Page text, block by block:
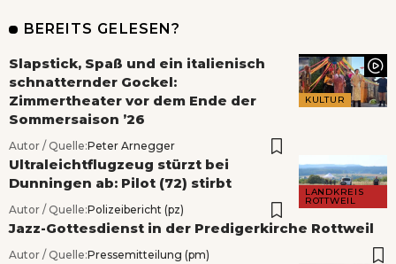
BEREITS GELESEN?
KULTUR
Slapstick, Spaß und ein italienisch
schnatternder Gockel:
Zimmertheater vor dem Ende der
Sommersaison ’26
Autor / Quelle:Peter Arnegger
LANDKREIS
ROTTWEIL
Ultraleichtflugzeug stürzt bei
Dunningen ab: Pilot (72) stirbt
Autor / Quelle:Polizeibericht (pz)
Jazz-Gottesdienst in der Predigerkirche Rottweil
Autor / Quelle:Pressemitteilung (pm)